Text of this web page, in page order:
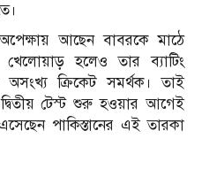
অপেক্ষায় আছেন বাবরকে মাঠে
হলেও তার ব্যাটিং
ক্রিকেট সমর্থক। তাই
দ্বিতীয় টেস্ট শুরু হওয়ার আগেই
পাকিস্তানের এই তারকা